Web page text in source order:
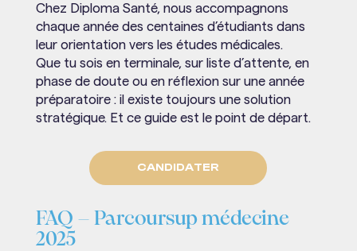
Chez Diploma Santé, nous accompagnons
chaque année des centaines d’étudiants dans
leur orientation vers les études médicales.
Que tu sois en terminale, sur liste d’attente, en
phase de doute ou en réflexion sur une année
préparatoire : il existe toujours une solution
stratégique. Et ce guide est le point de départ.
CANDIDATER
FAQ – Parcoursup médecine
2025